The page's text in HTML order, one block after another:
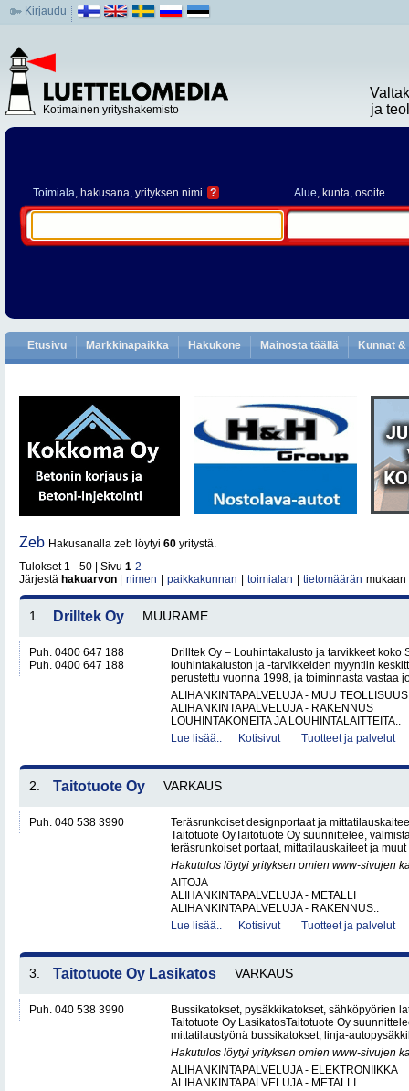
Kirjaudu
Kotimainen yrityshakemisto
ja
Toimiala, hakusana, yrityksen nimi ? Alue, kunta, osoite
Etusivu Markkinapaikka Hakukone Mainosta täällä Kunnat
Zeb Hakusanalla zeb löytyi 60 yritystä.
Tulokset 1 - 50 | Sivu 1 2
Järjestä hakuarvon nimen paikkakunnan toimialan tietomäärän mukaan
1. Drilltek Oy MUURAME
Puh. 0400 647 188
Puh. 0400 647 188
Drilltek Oy – Louhintakalusto ja tarvikkeet koko
louhintakaluston ja -tarvikkeiden myyntiin
perustettu vuonna 1998, ja toiminnasta vastaa
ALIHANKINTAPALVELUJA - MUU TEOLLISUUS
ALIHANKINTAPALVELUJA - RAKENNUS
LOUHINTAKONEITA JA LOUHINTALAITTEITA..
Lue lisää..
Kotisivut Tuotteet ja palvelut
2. Taitotuote Oy VARKAUS
Puh. 040 538 3990
Teräsrunkoiset designportaat ja
Taitotuote OyTaitotuote Oy suunnittelee,
teräsrunkoiset portaat, mittatilauskaiteet ja muut
Hakutulos löytyi yrityksen omien www-sivujen
AITOJA
ALIHANKINTAPALVELUJA - METALLI
ALIHANKINTAPALVELUJA - RAKENNUS..
Lue lisää..
Kotisivut Tuotteet ja palvelut
3. Taitotuote Oy Lasikatos VARKAUS
Puh. 040 538 3990
Bussikatokset, pysäkkikatokset, sähköpyörien
Taitotuote Oy LasikatosTaitotuote Oy
mittatilaustyönä bussikatokset, linja-
Hakutulos löytyi yrityksen omien www-sivujen
ALIHANKINTAPALVELUJA - ELEKTRONIIKKA
ALIHANKINTAPALVELUJA - METALLI